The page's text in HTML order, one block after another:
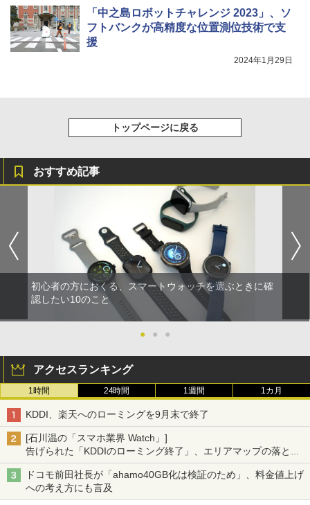
「中之島ロボットチャレンジ 2023」、ソ
フトバンクが高精度な位置測位技術で支
援
2024年1月29日
トップページに戻る
おすすめ記事
初心者の方におくる、スマートウォッチを選ぶときに確
認したい10のこと
● ● ●
アクセスランキング
1時間 24時間 1週間 1カ月
KDDI、楽天へのローミングを9月末で終了
[石川温の「スマホ業界 Watch」]
告げられた「KDDIのローミング終了」、エリアマップの落とし
穴と楽天モバイルの課題
ドコモ前田社長が「ahamo40GB化は検証のため」、料金値上げ
への考え方にも言及